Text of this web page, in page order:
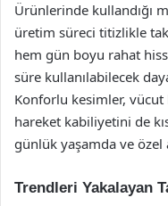
Ürünlerinde kullandığı
üretim süreci titizlikle
hem gün boyu rahat
süre kullanılabilecek
Konforlu kesimler, vücut
hareket kabiliyetini de
günlük yaşamda ve
Trendleri Yakalayan